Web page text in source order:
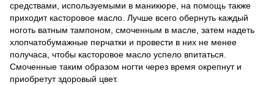
средствами, используемыми в маникюре, на помощь также
приходит касторовое масло. Лучше всего обернуть каждый
ноготь ватным тампоном, смоченным в масле, затем надеть
хлопчатобумажные перчатки и провести в них не менее
получаса, чтобы касторовое масло успело впитаться.
Смоченные таким образом ногти через время окрепнут и
приобретут здоровый цвет.